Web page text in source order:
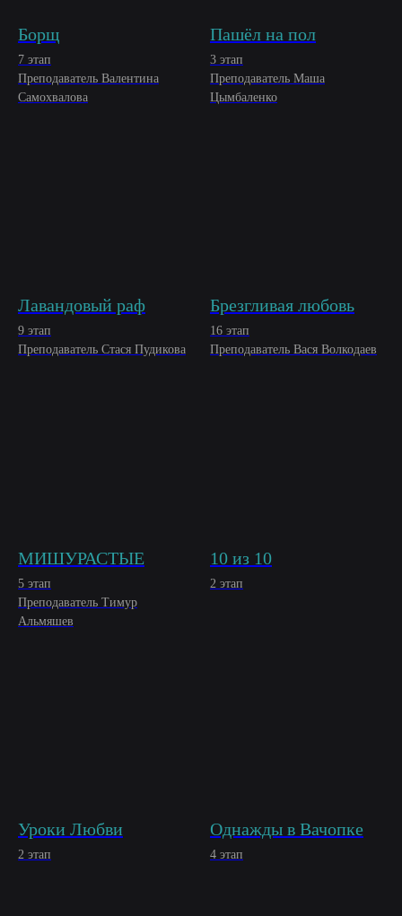
Борщ
7 этап
Преподаватель Валентина
Самохвалова
Пашёл на пол
3 этап
Преподаватель Маша
Цымбаленко
Лавандовый раф
9 этап
Преподаватель Стася Пудикова
Брезгливая любовь
16 этап
Преподаватель Вася Волкодаев
МИШУРАСТЫЕ
5 этап
Преподаватель Тимур
Альмяшев
10 из 10
2 этап
Уроки Любви
2 этап
Однажды в Вачопке
4 этап